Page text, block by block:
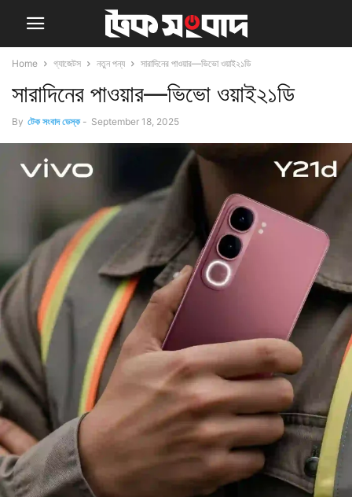
Home গ্যাজেটস নতুন পন্য সারাদিনের পাওয়ার—ভিভো ওয়াই২১ডি
সারাদিনের পাওয়ার—ভিভো ওয়াই২১ডি
By টেক সংবাদ ডেস্ক - September 18, 2025